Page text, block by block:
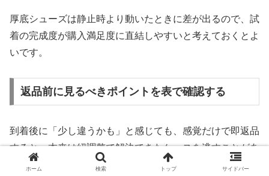
厚底シューズは静止時より動いたときに差が出るので、試
着の完成度が購入満足度に直結しやすいと考えておくとよ
いです。
返品前に見るべきポイントを表で確認する
到着後に「少し違うかも」と感じても、感覚だけで即返品
すると、本来は紐調整で解決できたケースを逃すことがあ
ります。
ホーム 検索 トップ サイドバー